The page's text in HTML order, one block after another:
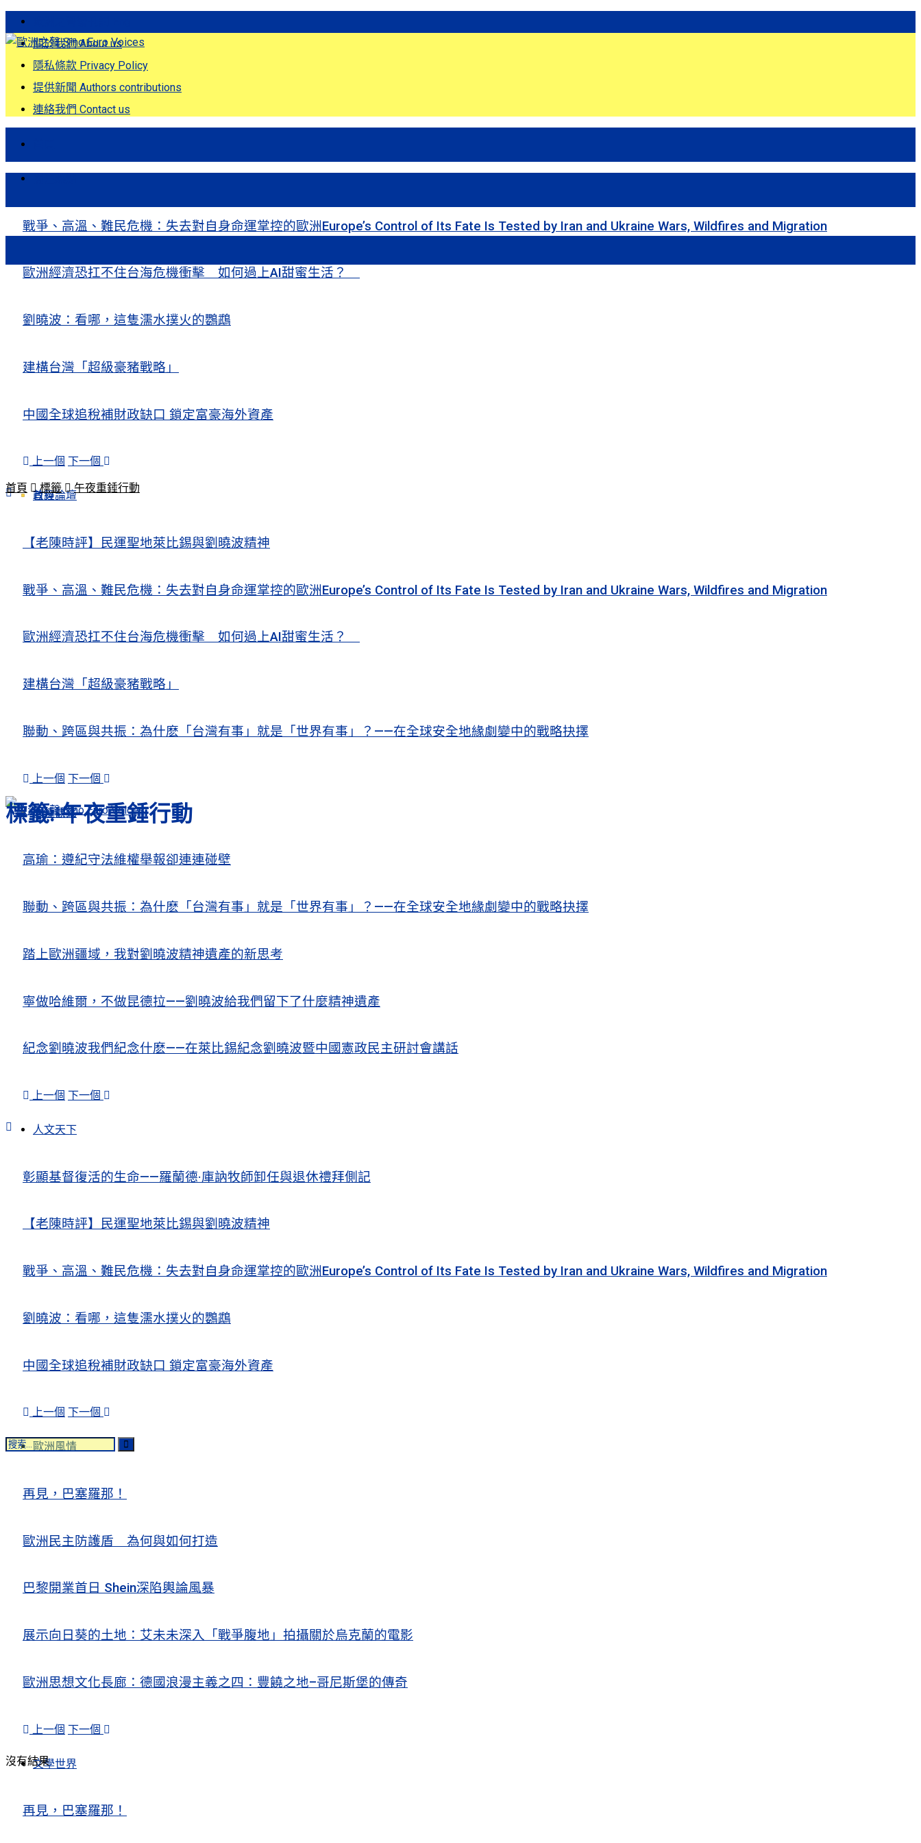
關於我們 About us
隱私條款 Privacy Policy
提供新聞 Authors contributions
連絡我們 Contact us
戰爭、高溫、難民危機：失去對自身命運掌控的歐洲Europe’s Control of Its Fate Is Tested by Iran and Ukraine Wars, Wildfires and Migration
歐洲經濟恐扛不住台海危機衝擊 如何過上AI甜蜜生活？
劉曉波：看哪，這隻濡水撲火的鸚鵡
建構台灣「超級豪豬戰略」
中國全球追稅補財政缺口 鎖定富豪海外資產
上一個 下一個
政經論壇
【老陳時評】民運聖地萊比錫與劉曉波精神
戰爭、高溫、難民危機：失去對自身命運掌控的歐洲Europe’s Control of Its Fate Is Tested by Iran and Ukraine Wars, Wildfires and Migration
歐洲經濟恐扛不住台海危機衝擊 如何過上AI甜蜜生活？
建構台灣「超級豪豬戰略」
聯動、跨區與共振：為什麽「台灣有事」就是「世界有事」？——在全球安全地緣劇變中的戰略抉擇
上一個 下一個
人權觀察
高瑜：遵紀守法維權舉報卻連連碰壁
聯動、跨區與共振：為什麽「台灣有事」就是「世界有事」？——在全球安全地緣劇變中的戰略抉擇
踏上歐洲疆域，我對劉曉波精神遺產的新思考
寧做哈維爾，不做昆德拉——劉曉波給我們留下了什麼精神遺產
紀念劉曉波我們紀念什麽——在萊比錫紀念劉曉波暨中國憲政民主研討會講話
上一個 下一個
人文天下
彰顯基督復活的生命——羅蘭德·庫訥牧師卸任與退休禮拜側記
【老陳時評】民運聖地萊比錫與劉曉波精神
戰爭、高溫、難民危機：失去對自身命運掌控的歐洲Europe’s Control of Its Fate Is Tested by Iran and Ukraine Wars, Wildfires and Migration
劉曉波：看哪，這隻濡水撲火的鸚鵡
中國全球追稅補財政缺口 鎖定富豪海外資產
上一個 下一個
歐洲風情
再見，巴塞羅那！
歐洲民主防護盾 為何與如何打造
巴黎開業首日 Shein深陷輿論風暴
展示向日葵的土地：艾未未深入「戰爭腹地」拍攝關於烏克蘭的電影
歐洲思想文化長廊：德國浪漫主義之四：豐饒之地–哥尼斯堡的傳奇
上一個 下一個
文學世界
再見，巴塞羅那！
首頁
關注熱點
沒有結果
首頁 標籤 午夜重錘行動
標籤:午夜重錘行動